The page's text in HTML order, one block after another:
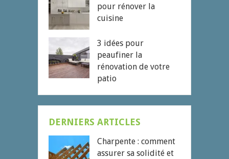
pour rénover la
cuisine
3 idées pour
peaufiner la
rénovation de votre
patio
DERNIERS ARTICLES
Charpente : comment
assurer sa solidité et